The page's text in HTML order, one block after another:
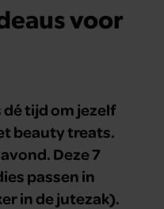
voor
tijd om jezelf
beauty treats.
Deze 7
passen in
in de jutezak).